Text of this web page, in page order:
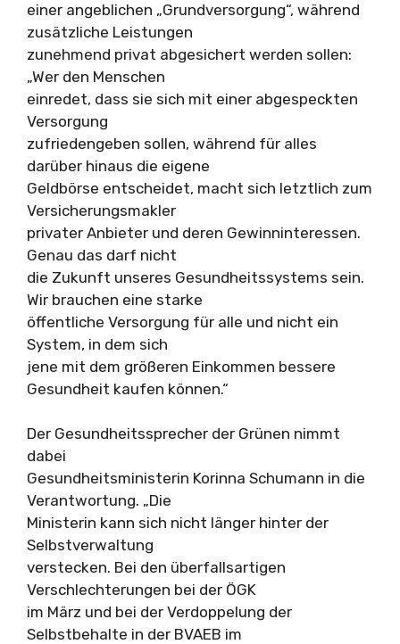
einer angeblichen „Grundversorgung“, während
zusätzliche Leistungen
zunehmend privat abgesichert werden sollen:
„Wer den Menschen
einredet, dass sie sich mit einer abgespeckten
Versorgung
zufriedengeben sollen, während für alles
darüber hinaus die eigene
Geldbörse entscheidet, macht sich letztlich zum
Versicherungsmakler
privater Anbieter und deren Gewinninteressen.
Genau das darf nicht
die Zukunft unseres Gesundheitssystems sein.
Wir brauchen eine starke
öffentliche Versorgung für alle und nicht ein
System, in dem sich
jene mit dem größeren Einkommen bessere
Gesundheit kaufen können.“
Der Gesundheitssprecher der Grünen nimmt
dabei
Gesundheitsministerin Korinna Schumann in die
Verantwortung. „Die
Ministerin kann sich nicht länger hinter der
Selbstverwaltung
verstecken. Bei den überfallsartigen
Verschlechterungen bei der ÖGK
im März und bei der Verdoppelung der
Selbstbehalte in der BVAEB im